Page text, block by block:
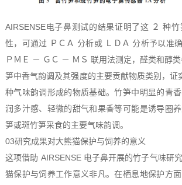
AIRSENSE电子鼻测试的结果证明了这 ２ 种
性，可通过 ＰＣＡ 分析或 ＬＤＡ 分析予以准
ＰＭＥ － ＧＣ － ＭＳ 联用法测定，醛类和醇
笋中香气韵调及其强度的主要贡献物质类别，证
种气味韵调形成的物质基础。竹笋中明显的青
润多汁感、轻微的甜气和果香等可能是诱导圈
笋或斑竹笋采食的主要气味韵调。
03研究成果对大熊猫保护与饲养的意义
这项借助 AIRSENSE 电子鼻开展的竹子气味研
猫保护与饲养工作意义非凡。在栖息地保护方